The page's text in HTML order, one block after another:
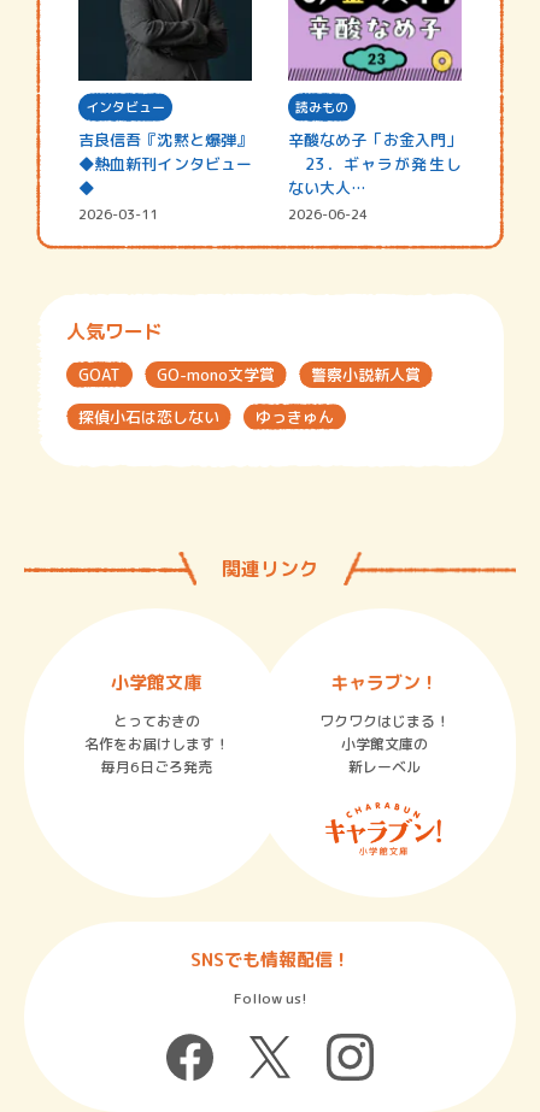
インタビュー
吉良信吾『沈黙と爆弾』
◆熱血新刊インタビュー
◆
2026-03-11
読みもの
辛酸なめ子「お金入門」
23．ギャラが発生し
ない大人…
2026-06-24
人気ワード
GOAT GO-mono文学賞
警察小説新人賞
探偵小石は恋しない
ゆっきゅん
関連リンク
小学館文庫
とっておきの
名作をお届けします！
毎月6日ごろ発売
キャラブン！
ワクワクはじまる！
小学館文庫の
新レーベル
SNSでも情報配信！
Follow us!